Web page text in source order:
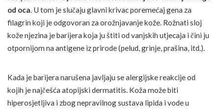
od oca. U tom je slučaju glavni krivac poremećaj gena za
filagrin koji je odgovoran za orožnjavanje kože. Rožnati sloj
kože njezina je barijera koja ju štiti od vanjskih utjecaja i čini ju
otpornijom na antigene iz prirode (pelud, grinje, prašina, itd.).
Kada je barijera narušena javljaju se alergijske reakcije od
kojih je najčešća atopijski dermatitis. Koža može biti
hiperosjetljiva i zbog nepravilnog sustava lipida i vode u